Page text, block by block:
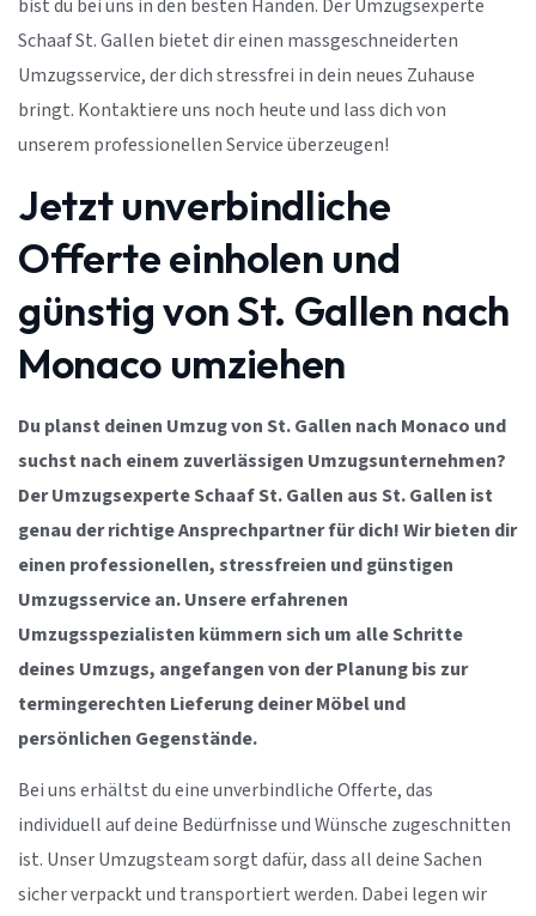
bist du bei uns in den besten Händen. Der Umzugsexperte
Schaaf St. Gallen bietet dir einen massgeschneiderten
Umzugsservice, der dich stressfrei in dein neues Zuhause
bringt. Kontaktiere uns noch heute und lass dich von
unserem professionellen Service überzeugen!
Jetzt unverbindliche
Offerte einholen und
günstig von St. Gallen nach
Monaco umziehen
Du planst deinen Umzug von St. Gallen nach Monaco und
suchst nach einem zuverlässigen Umzugsunternehmen?
Der Umzugsexperte Schaaf St. Gallen aus St. Gallen ist
genau der richtige Ansprechpartner für dich! Wir bieten dir
einen professionellen, stressfreien und günstigen
Umzugsservice an. Unsere erfahrenen
Umzugsspezialisten kümmern sich um alle Schritte
deines Umzugs, angefangen von der Planung bis zur
termingerechten Lieferung deiner Möbel und
persönlichen Gegenstände.
Bei uns erhältst du eine unverbindliche Offerte, das
individuell auf deine Bedürfnisse und Wünsche zugeschnitten
ist. Unser Umzugsteam sorgt dafür, dass all deine Sachen
sicher verpackt und transportiert werden. Dabei legen wir